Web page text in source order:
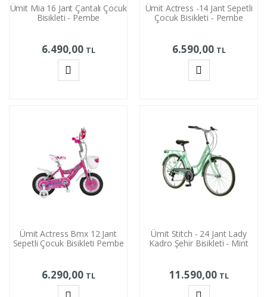
Ümit Mia 16 Jant Çantalı Çocuk
Bisikleti - Pembe
6.490,00 TL
Ümit Actress -14 Jant Sepetli
Çocuk Bisikleti - Pembe
6.590,00 TL
Ümit Actress Bmx 12 Jant
Sepetli Çocuk Bisikleti Pembe
6.290,00 TL
Ümit Stitch - 24 Jant Lady
Kadro Şehir Bisikleti - Mint
11.590,00 TL